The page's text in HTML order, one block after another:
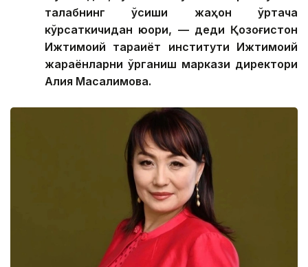
талабнинг ўсиши жаҳон ўртача
кўрсаткичидан юқори, — деди Қозоғистон
Ижтимоий тараққиёт институти Ижтимоий
жараёнларни ўрганиш маркази директори
Алия Масалимова.